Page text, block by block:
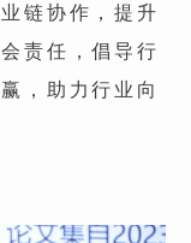
链协作，提升
责任，倡导行
，助力行业向